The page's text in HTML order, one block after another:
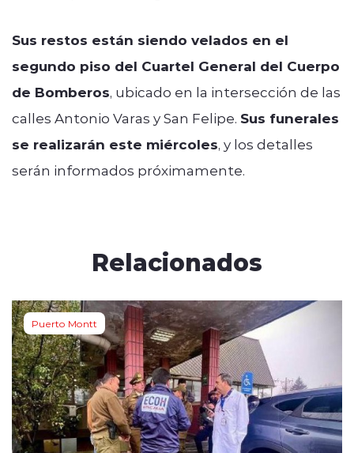
Sus restos están siendo velados en el
segundo piso del Cuartel General del Cuerpo
de Bomberos, ubicado en la intersección de las
calles Antonio Varas y San Felipe. Sus funerales
se realizarán este miércoles, y los detalles
serán informados próximamente.
Relacionados
Puerto Montt